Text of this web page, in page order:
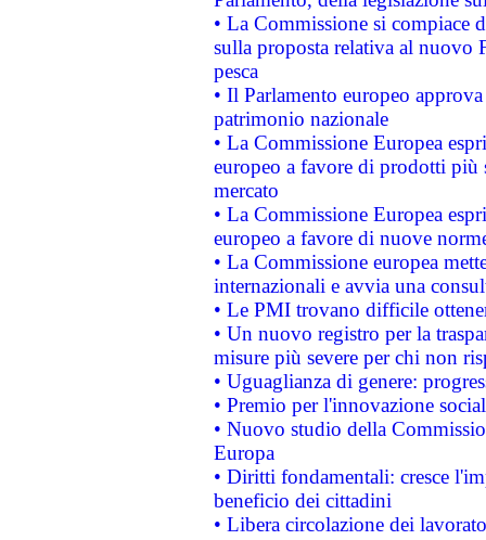
• La Commissione si compiace
sulla proposta relativa al nuovo
pesca
• Il Parlamento europeo
patrimonio nazionale
• La Commissione Europea
europeo a favore di prodotti
mercato
• La Commissione Europea
europeo a favore di nuove
• La Commissione europea
internazionali e avvia una
• Le PMI trovano difficile
• Un nuovo registro per la
misure più severe per chi non
• Uguaglianza di genere:
• Premio per l'innovazione
• Nuovo studio della
Europa
• Diritti fondamentali: cresce
beneficio dei cittadini
• Libera circolazione dei